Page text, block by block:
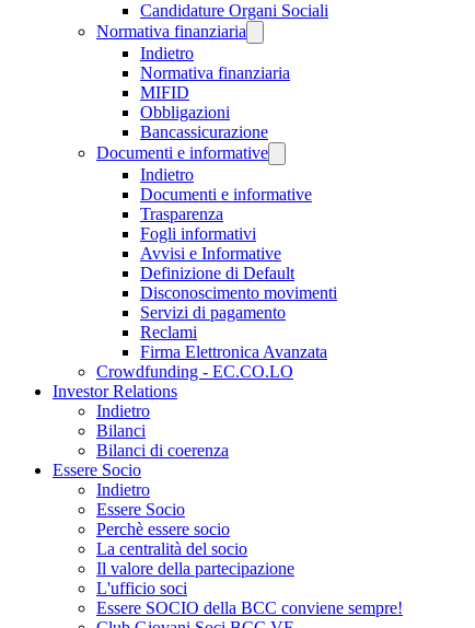
Candidature Organi Sociali
Normativa finanziaria
Indietro
Normativa finanziaria
MIFID
Obbligazioni
Bancassicurazione
Documenti e informative
Indietro
Documenti e informative
Trasparenza
Fogli informativi
Avvisi e Informative
Definizione di Default
Disconoscimento movimenti
Servizi di pagamento
Reclami
Firma Elettronica Avanzata
Crowdfunding - EC.CO.LO
Investor Relations
Indietro
Bilanci
Bilanci di coerenza
Essere Socio
Indietro
Essere Socio
Perchè essere socio
La centralità del socio
Il valore della partecipazione
L'ufficio soci
Essere SOCIO della BCC conviene sempre!